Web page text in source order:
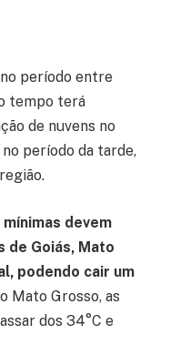
período entre
tempo terá
de nuvens no
período da tarde,
devem
de Goiás, Mato
podendo cair um
Mato Grosso, as
dos 34°C e